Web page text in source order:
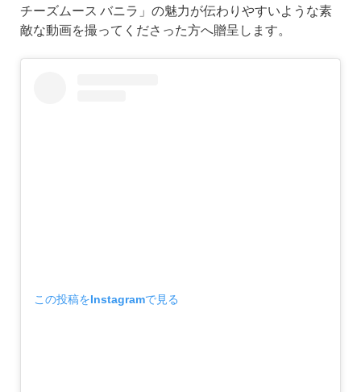
チーズムース バニラ」の魅力が伝わりやすいような素
敵な動画を撮ってくださった方へ贈呈します。
この投稿をInstagramで見る